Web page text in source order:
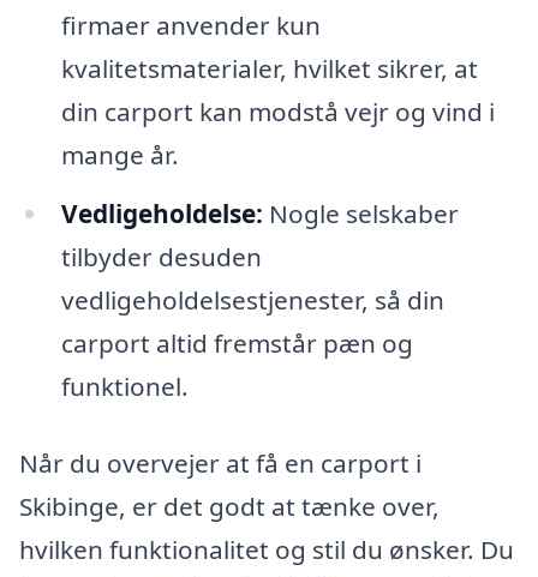
firmaer anvender kun
kvalitetsmaterialer, hvilket sikrer, at
din carport kan modstå vejr og vind i
mange år.
Vedligeholdelse: Nogle selskaber
tilbyder desuden
vedligeholdelsestjenester, så din
carport altid fremstår pæn og
funktionel.
Når du overvejer at få en carport i
Skibinge, er det godt at tænke over,
hvilken funktionalitet og stil du ønsker. Du